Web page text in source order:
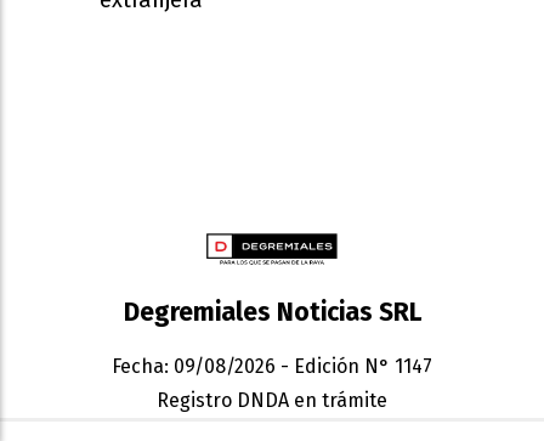
Degremiales Noticias SRL
Fecha: 09/08/2026 - Edición N° 1147
Registro DNDA en trámite